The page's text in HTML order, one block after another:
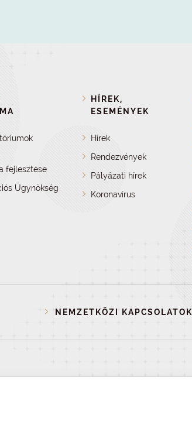
fejlesztése
Ügynökség
HÍREK,
ESEMÉNYEK
Hírek
Rendezvények
Pályázati hírek
Koronavírus
NEMZETKÖZI KAPCSOLATOK